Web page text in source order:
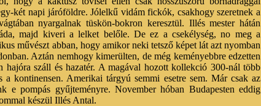
két napi járóföldre. Jólelkű vidám fickók, csakhogy szeretnek a
nyargalnak tüskön-bokron keresztül. Illés mester hátán
majd kiveri a lelket belőle. De ez a csekélység, no meg a
művészt abban, hogy amikor neki tetsző képet lát azt nyomban
Aztán nemhogy kimerülten, de még keményebbre edzetten
száll és hazatér. A magával hozott kollekció 300-nál több
kontinensen. Amerikai tárgyú semmi esetre sem. Már csak az
e pompás gyűjteményre. November hóban Budapesten eddig
készül Illés Antal.